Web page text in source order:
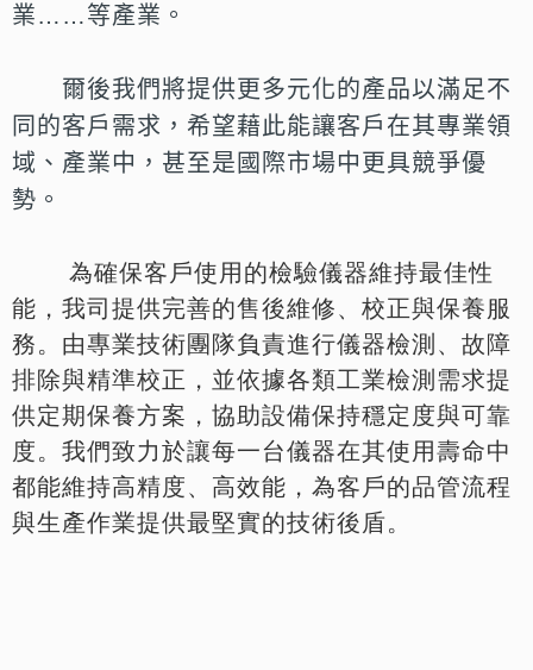
業… …等產業。
爾後我們將提供更多元化的產品以滿足不
同的客戶需求，希望藉此能讓客戶在其專業領
域、產業中，甚至是國際市場中更具競爭優
勢。
為確保客戶使用的檢驗儀器維持最佳性
能，我司提供完善的售後維修、校正與保養服
務。由專業技術團隊負責進行儀器檢測、故障
排除與精準校正，並依據各類工業檢測需求提
供定期保養方案，協助設備保持穩定度與可靠
度。我們致力於讓每一台儀器在其使用壽命中
都能維持高精度、高效能，為客戶的品管流程
與生產作業提供最堅實的技術後盾。